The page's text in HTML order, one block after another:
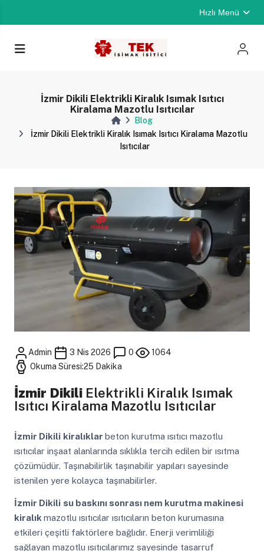
Hızlı Menü
İzmir Dikili Elektrikli Kiralık Isımak Isıtıcı
Kiralama Mazotlu Isıtıcılar
Blog
İzmir Dikili Elektrikli Kiralık Isımak Isıtıcı Kiralama Mazotlu
Isıtıcılar
Admin 3 Nis 2026 0
1064
Okuma Süresi:25 Dakika
İzmir DikiliElektrikli Kiralık Isımak
Isıtıcı Kiralama Mazotlu Isıtıcılar
İzmir Dikili kiralıklar beton kurutma ısıtıcı mazotlu
ısıtıcılar inşaat alanlarında sıklıkla tercih edilen bir ısıtma
çözümüdür. Taşınabilirlik taşınabilir yapıları sayesinde
istenilen yere kolayca taşınabilirler.
İzmir Dikili su baskını sonrası nem kurutma makinesi
kiralık mazotlu ısıtıcılar ısıtıcıların beton kurumasına
etkileri çeşitli faktörlere bağlıdır. Enerji verimliliği
sağlayan mazotlu ısıtıcılarımız sayesinde tasarruf